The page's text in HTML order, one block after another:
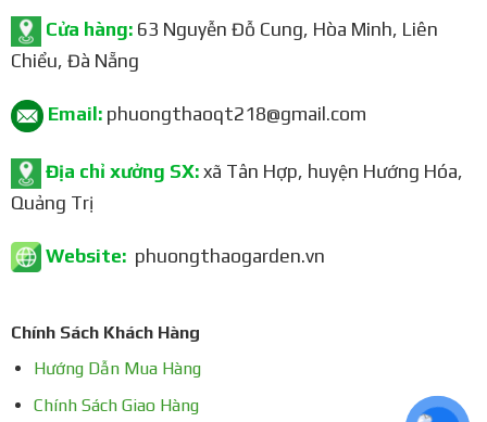
Cửa hàng:63 Nguyễn Đỗ Cung, Hòa Minh, Liên
Chiểu, Đà Nẵng
Email:phuongthaoqt218@gmail.com
Địa chỉ xưởng SX:xã Tân Hợp, huyện Hướng Hóa,
Quảng Trị
Website:phuongthaogarden.vn
Chính Sách Khách Hàng
Hướng Dẫn Mua Hàng
Chính Sách Giao Hàng